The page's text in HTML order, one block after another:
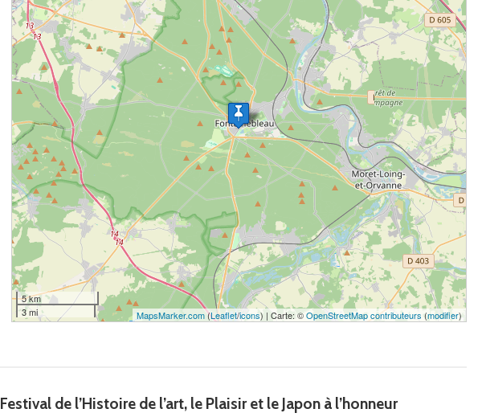
5 km
3 mi
MapsMarker.com(Leaflet/icons) | Carte: ©OpenStreetMap contributeurs (modifier)
Festival de l’Histoire de l’art, le Plaisir et le Japon à l’honneur